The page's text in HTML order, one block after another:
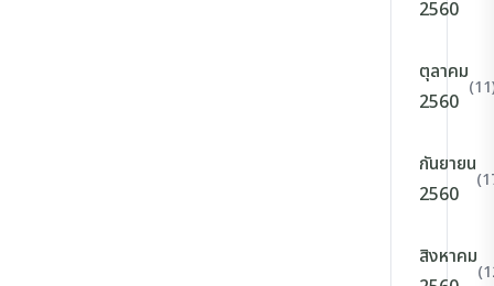
2560
ตุลาคม
2560
กันยายน
2560
สิงหาคม